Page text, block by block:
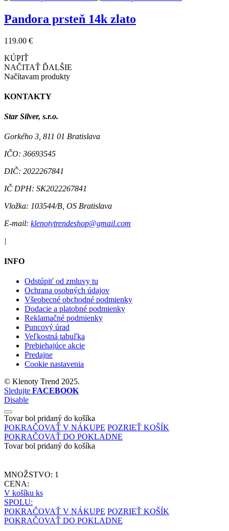
Pandora prsteň 14k zlato
119.00 €
KÚPIŤ
NAČITAŤ ĎALŠIE
Načítavam produkty
KONTAKTY
Star Silver, s.r.o.
Gorkého 3, 811 01 Bratislava
IČO: 36693545
DIČ: 2022267841
IČ DPH: SK2022267841
Vložka: 103544/B, OS Bratislava
E-mail: klenotytrendeshop@gmail.com
|
INFO
Odstúpiť od zmluvy tu
Ochrana osobných údajov
Všeobecné obchodné podmienky
Dodacie a platobné podmienky
Reklamačné podmienky
Puncový úrad
Veľkostná tabuľka
Prebiehajúce akcie
Predajne
Cookie nastavenia
© Klenoty Trend 2025.
Sledujte FACEBOOK
Disable
Tovar bol pridaný do košíka
POKRAČOVAŤ V NÁKUPE POZRIEŤ KOŠÍK
POKRAČOVAŤ DO POKLADNE
Tovar bol pridaný do košíka
MNOŽSTVO: 1
CENA:
V košíku ks
SPOLU:
POKRAČOVAŤ V NÁKUPE POZRIEŤ KOŠÍK
POKRAČOVAŤ DO POKLADNE